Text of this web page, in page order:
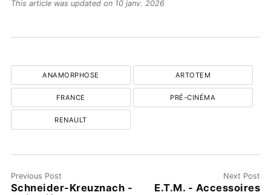
This article was updated on 10 janv. 2026
ANAMORPHOSE ARTOTEM
FRANCE PRÉ-CINÉMA
RENAULT
Previous Post
Schneider-Kreuznach -
Next Post
E.T.M. - Accessoires